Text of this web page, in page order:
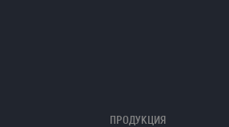
ПРОДУКЦИЯ